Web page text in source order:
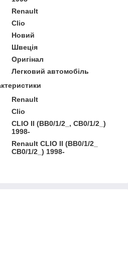
Renault
Clio
Новий
Швеція
Оригінал
Легковий автомобіль
Renault
Clio
CLIO II (BB0/1/2_, CB0/1/2_)
1998-
Renault CLIO II (BB0/1/2_
CB0/1/2_) 1998-